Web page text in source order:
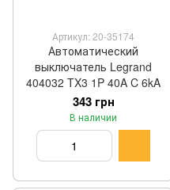
Артикул: 20-35174
Автоматический
выключатель Legrand
404032 TX3 1P 40A C 6kA
343 грн
В наличии